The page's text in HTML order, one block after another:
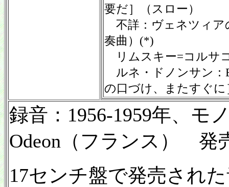
要だ］（スロー）
不詳：ヴェネツィア
奏曲）(*)
リムスキー=コルサ
ルネ・ドノンサン：
の口づけ、またすぐに
録音：1956-1959年、
Odeon（フランス） 発
17センチ盤で発売され